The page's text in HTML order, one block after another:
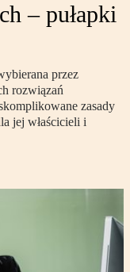
– pułapki
przez
rozwiązań
zasady
jej właścicieli i